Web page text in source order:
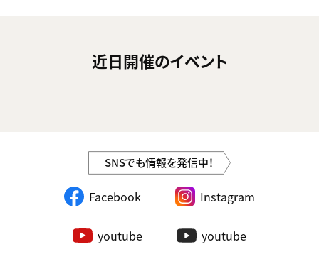
近日開催のイベント
SNSでも情報を発信中！
Facebook Instagram
youtube youtube